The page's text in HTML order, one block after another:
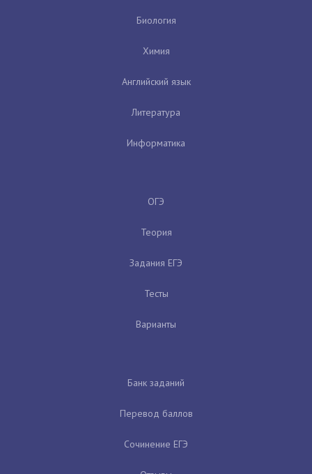
Биология
Химия
Английский язык
Литература
Информатика
ОГЭ
Теория
Задания ЕГЭ
Тесты
Варианты
Банк заданий
Перевод баллов
Сочинение ЕГЭ